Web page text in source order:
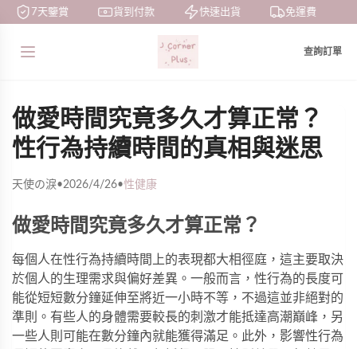
7天鑒賞 貨到付款 快速出貨 免運費
查詢訂單
做愛時間究竟多久才算正常？
性行為持續時間的真相與迷思
天使の淚•2026/4/26•性健康
做愛時間究竟多久才算正常？
每個人在性行為持續時間上的表現都大相徑庭，這主要取決
於個人的生理需求與偏好差異。一般而言，性行為的長度可
能從短短數分鐘延伸至將近一小時不等，不過這並非絕對的
準則。有些人的身體需要較長的刺激才能抵達高潮巔峰，另
一些人則可能在數分鐘內就能獲得滿足。此外，影響性行為